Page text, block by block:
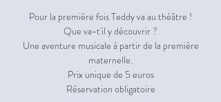
Pour la première fois Teddy va au théâtre !
Que va-t'il y découvrir ?
Une aventure musicale à partir de la première
maternelle.
Prix unique de 5 euros
Réservation obligatoire